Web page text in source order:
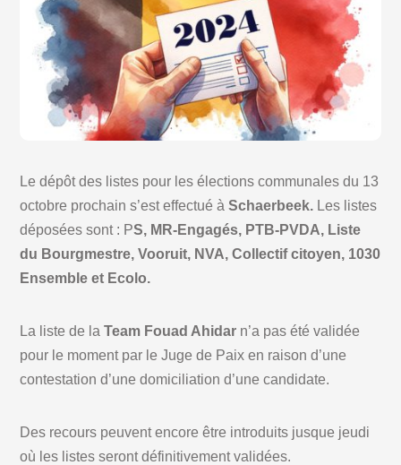
Le dépôt des listes pour les élections communales du 13
octobre prochain s’est effectué àSchaerbeek. Les listes
déposées sont : PS, MR-Engagés, PTB-PVDA, Liste
du Bourgmestre, Vooruit, NVA, Collectif citoyen, 1030
Ensemble et Ecolo.
La liste de laTeam Fouad Ahidar n’a pas été validée
pour le moment par le Juge de Paix en raison d’une
contestation d’une domiciliation d’une candidate.
Des recours peuvent encore être introduits jusque jeudi
où les listes seront définitivement validées.